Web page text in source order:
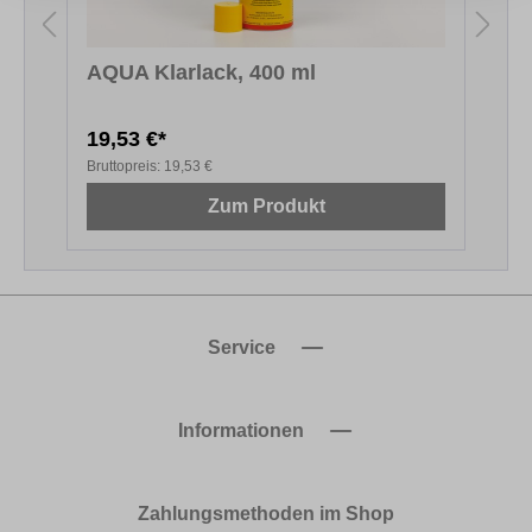
AQUA Klarlack, 400 ml
19,53 €*
Bruttopreis: 19,53 €
Zum Produkt
Service
Informationen
Zahlungsmethoden im Shop